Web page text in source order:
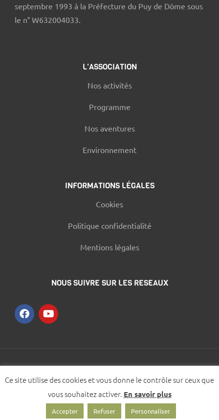
septembre 1993 à la Préfecture du Puy de Dôme sous
le n° W632004033.
L'ASSOCIATION
Nos activités
Programme
Nos aventures
Environnement
INFORMATIONS LÉGALES
Cookies
Politique confidentialité
Mentions légales
NOUS SUIVRE SUR LES RESEAUX
© 2021 – Designed byWOOMEET SAS
ThèmeWinwoodconçu par OpalThemes.
Ce site utilise des cookies et vous donne le contrôle sur ceux que
vous souhaitez activer. En savoir plus